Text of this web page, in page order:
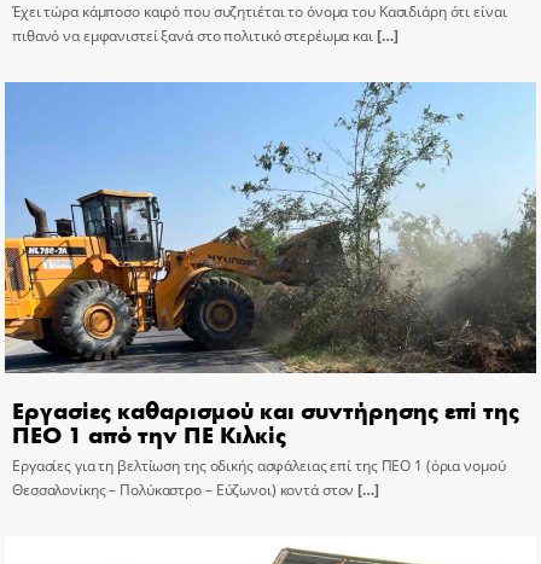
Έχει τώρα κάμποσο καιρό που συζητιέται το όνομα του Κασιδιάρη ότι είναι
πιθανό να εμφανιστεί ξανά στο πολιτικό στερέωμα και[…]
Εργασίες καθαρισμού και συντήρησης επί της
ΠΕΟ 1 από την ΠΕ Κιλκίς
Εργασίες για τη βελτίωση της οδικής ασφάλειας επί της ΠΕΟ 1 (όρια νομού
Θεσσαλονίκης – Πολύκαστρο – Εύζωνοι) κοντά στον […]